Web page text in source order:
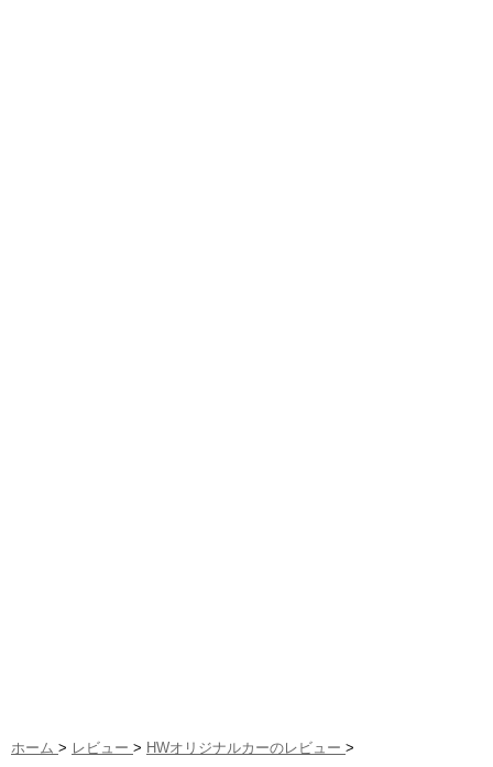
ホーム > レビュー > HWオリジナルカーのレビュー >